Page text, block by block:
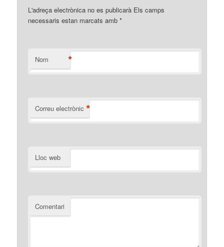
L'adreça electrònica no es publicarà Els camps
necessaris estan marcats amb*
Nom *
Correu electrònic *
Lloc web
Comentari